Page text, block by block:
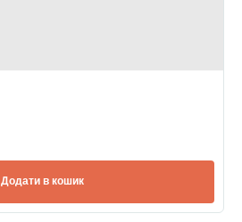
Додати в кошик